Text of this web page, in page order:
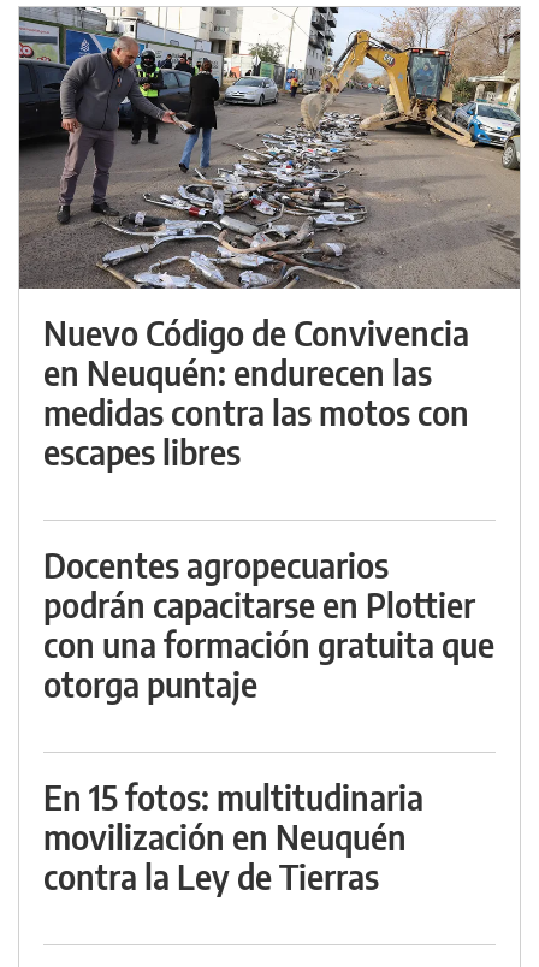
Nuevo Código de Convivencia
en Neuquén: endurecen las
medidas contra las motos con
escapes libres
Docentes agropecuarios
podrán capacitarse en Plottier
con una formación gratuita que
otorga puntaje
En 15 fotos: multitudinaria
movilización en Neuquén
contra la Ley de Tierras